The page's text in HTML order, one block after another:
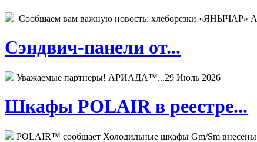
Сообщаем вам важную новость: хлеборезки «ЯНЫЧАР»
Сэндвич-панели от...
Уважаемые партнёры! АРИАДА™...29 Июль 2026
Шкафы POLAIR в реестре...
POLAIR™ сообщает Холодильные шкафы Gm/Sm